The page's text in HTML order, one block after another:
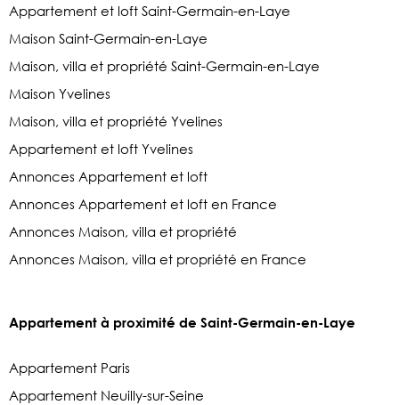
Appartement et loft Saint-Germain-en-Laye
Maison Saint-Germain-en-Laye
Maison, villa et propriété Saint-Germain-en-Laye
Maison Yvelines
Maison, villa et propriété Yvelines
Appartement et loft Yvelines
Annonces Appartement et loft
Annonces Appartement et loft en France
Annonces Maison, villa et propriété
Annonces Maison, villa et propriété en France
Appartement à proximité de Saint-Germain-en-Laye
Appartement Paris
Appartement Neuilly-sur-Seine